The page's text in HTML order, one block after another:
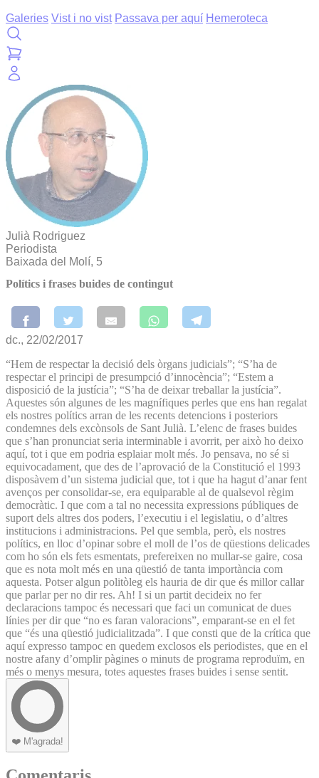
Galeries Vist i no vist Passava per aquí Hemeroteca
Julià Rodriguez
Periodista
Baixada del Molí, 5
Polítics i frases buides de contingut
dc., 22/02/2017
“Hem de respectar la decisió dels òrgans judicials”; “S’ha de
respectar el principi de presumpció d’innocència”; “Estem a
disposició de la justícia”; “S’ha de deixar treballar la justícia”.
Aquestes són algunes de les magnífiques perles que ens han regalat
els nostres polítics arran de les recents detencions i posteriors
condemnes dels excònsols de Sant Julià. L’elenc de frases buides
que s’han pronunciat seria interminable i avorrit, per això ho deixo
aquí, tot i que em podria esplaiar molt més. Jo pensava, no sé si
equivocadament, que des de l’aprovació de la Constitució el 1993
disposàvem d’un sistema judicial que, tot i que ha hagut d’anar fent
avenços per consolidar-se, era equiparable al de qualsevol règim
democràtic. I que com a tal no necessita expressions públiques de
suport dels altres dos poders, l’executiu i el legislatiu, o d’altres
institucions i administracions. Pel que sembla, però, els nostres
polítics, en lloc d’opinar sobre el moll de l’os de qüestions delicades
com ho són els fets esmentats, prefereixen no mullar-se gaire, cosa
que es nota molt més en una qüestió de tanta importància com
aquesta. Potser algun politòleg els hauria de dir que és millor callar
que parlar per no dir res. Ah! I si un partit decideix no fer
declaracions tampoc és necessari que faci un comunicat de dues
línies per dir que “no es faran valoracions”, emparant-se en el fet
que “és una qüestió judicialitzada”. I que consti que de la crítica que
aquí expresso tampoc en quedem exclosos els periodistes, que en el
nostre afany d’omplir pàgines o minuts de programa reproduïm, en
més o menys mesura, totes aquestes frases buides i sense sentit.
❤️ M'agrada!